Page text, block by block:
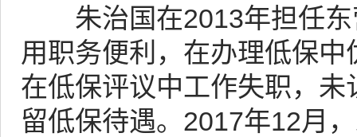
朱治国在2013年担任东
用职务便利，在办理低保
在低保评议中工作失职，
留低保待遇。2017年12月